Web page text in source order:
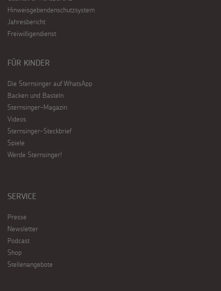
Hinweisgebendenschutzsystem
Jahresbericht
Freiwilligendienst
FÜR KINDER
Die Sternsinger auf WhatsApp
Backen und Basteln
Sternsinger-Magazin
Videos
Sternsinger-Steckbrief
Spiele
Werde Sternsinger!
SERVICE
Presse
Newsletter
Podcast
Shop
Stellenangebote